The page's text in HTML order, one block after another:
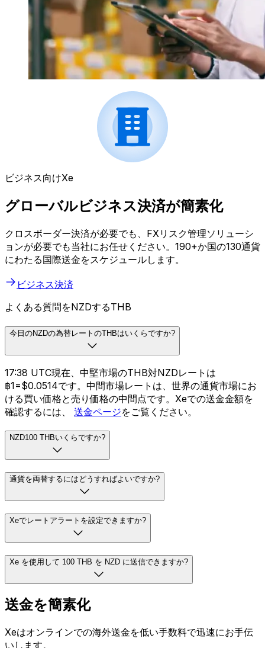
ビジネス向けXe
グローバルビジネス決済が簡素化
クロスボーダー決済が必要でも、FXリスク管理ソリューシ
ョンが必要でも当社にお任せください。190+か国の130通貨
にわたる国際送金をスケジュールします。
ビジネス決済
よくある質問をNZDするTHB
今日のNZDの為替レートのTHBはいくらですか?
17:38 UTC現在、中堅市場のTHB対NZDレートは
฿1=$0.0514です。中間市場レートは、世界の通貨市場にお
ける買い価格と売り価格の中間点です。Xeでの送金金額を
確認するには、 送金ページをご覧ください。
NZD100 THBいくらですか?
通貨を両替するにはどうすればよいですか?
Xeでレートアラートを設定できますか?
Xe を使用して 100 THB を NZD に送信できますか?
送金を簡素化
Xeはオンラインでの海外送金を低い手数料で迅速にお手伝
いします。